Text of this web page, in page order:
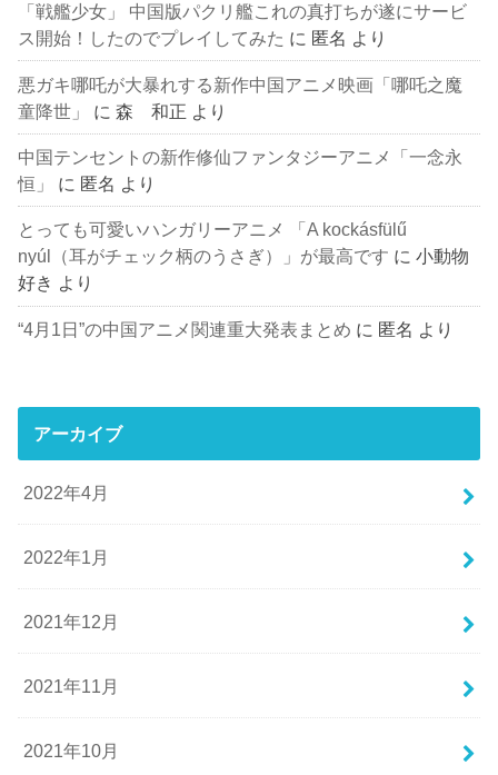
「戦艦少女」 中国版パクリ艦これの真打ちが遂にサービ
ス開始！したのでプレイしてみた に 匿名 より
悪ガキ哪吒が大暴れする新作中国アニメ映画「哪吒之魔
童降世」
に森 和正 より
中国テンセントの新作修仙ファンタジーアニメ「一念永
恒」
に 匿名 より
とっても可愛いハンガリーアニメ 「A kockásfülű
nyúl（耳がチェック柄のうさぎ）」が最高です に小動物
好き より
“4月1日”の中国アニメ関連重大発表まとめ に 匿名 より
アーカイブ
2022年4月
2022年1月
2021年12月
2021年11月
2021年10月